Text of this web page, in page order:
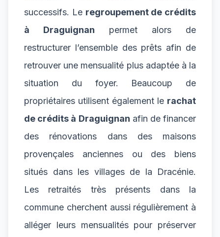
successifs. Le regroupement de crédits
à Draguignan permet alors de
restructurer l’ensemble des prêts afin de
retrouver une mensualité plus adaptée à la
situation du foyer. Beaucoup de
propriétaires utilisent également le rachat
de crédits à Draguignan afin de financer
des rénovations dans des maisons
provençales anciennes ou des biens
situés dans les villages de la Dracénie.
Les retraités très présents dans la
commune cherchent aussi régulièrement à
alléger leurs mensualités pour préserver